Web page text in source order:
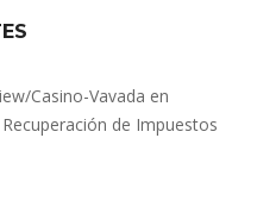
Casino-Vavada en
de Impuestos